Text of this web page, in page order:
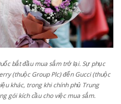
bắt đầu mua sắm trở lại. Sự phục
(thuộc Group Plc) đến Gucci (thuộc
khác, trong khi chính phủ Trung
gói kích cầu cho việc mua sắm.